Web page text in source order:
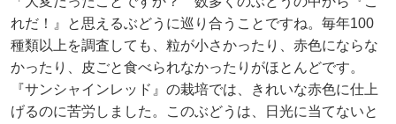
れだ！』と思えるぶどうに巡り合うことですね。毎年100
種類以上を調査しても、粒が小さかったり、赤色にならな
かったり、皮ごと食べられなかったりがほとんどです。
『サンシャインレッド』の栽培では、きれいな赤色に仕上
げるのに苦労しました。このぶどうは、日光に当てないと